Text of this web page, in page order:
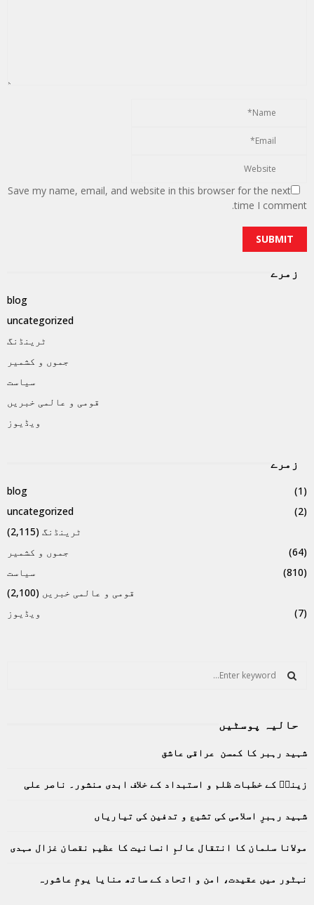
Save my name, email, and website in this browser for the next
time I comment.
زمرے
blog
uncategorized
ٹرینڈنگ
جموں و کشمیر
سیاست
قومی و عالمی خبریں
ویڈیوز
زمرے
blog
(1)
uncategorized
(2)
ٹرینڈنگ (2,115)
جموں و کشمیر
(64)
سیاست
(810)
قومی و عالمی خبریں (2,100)
ویڈیوز
(7)
f
r
E
A
R
C
H
حالیہ پوسٹیں
شہید رہبر کا کمسن عراقی عاشق
زینبؑ کے خطبات ظلم و استبداد کے خلاف ابدی منشور۔ ناصر علی
شہید رہبرِ اسلامی کی تشیع و تدفین کی تیاریاں
مولانا سلمان کا انتقال عالمِ انسانیت کا عظیم نقصان غزال مہدی
نہٹور میں عقیدت، امن و اتحاد کے ساتھ منایا یومِ عاشورہ